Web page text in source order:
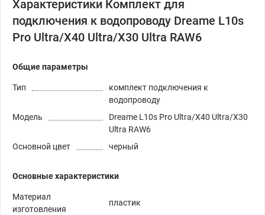
Характеристики Комплект для
подключения к водопроводу Dreame L10s
Pro Ultra/X40 Ultra/X30 Ultra RAW6
Общие параметры
Тип
комплект подключения к
водопроводу
Модель
Dreame L10s Pro Ultra/X40 Ultra/X30
Ultra RAW6
Основной цвет
черный
Основные характеристики
Материал
изготовления
пластик